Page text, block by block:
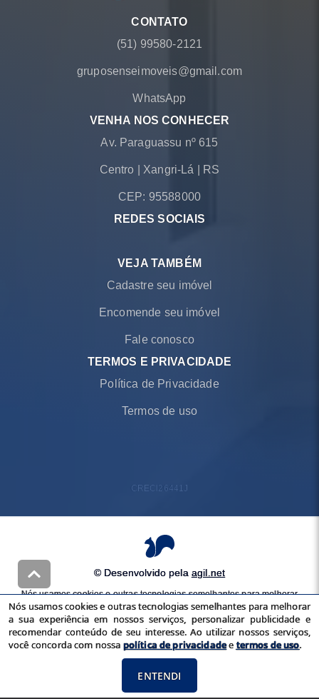
CONTATO
(51) 99580-2121
gruposenseimoveis@gmail.com
WhatsApp
VENHA NOS CONHECER
Av. Paraguassu nº 615
Centro Xangri-Lá RS
CEP: 95588000
REDES SOCIAIS
VEJA TAMBÉM
Cadastre seu imóvel
Encomende seu imóvel
Fale conosco
TERMOS E PRIVACIDADE
Política de Privacidade
Termos de uso
CRECI 26441J
© Desenvolvido pela agil.net
Nós usamos cookies e outras tecnologias semelhantes para melhorar
a sua experiência em nossos serviços, personalizar publicidade e
recomendar conteúdo de seu interesse. Ao utilizar nossos serviços,
você concorda com nossapolítica de privacidadeetermos de uso
Nós usamos cookies e outras tecnologias semelhantes para melhorar
a sua experiência em nossos serviços, personalizar publicidade e
recomendar conteúdo de seu interesse. Ao utilizar nossos serviços,
você concorda com nossa política de privacidadeetermos de uso.
ENTENDI